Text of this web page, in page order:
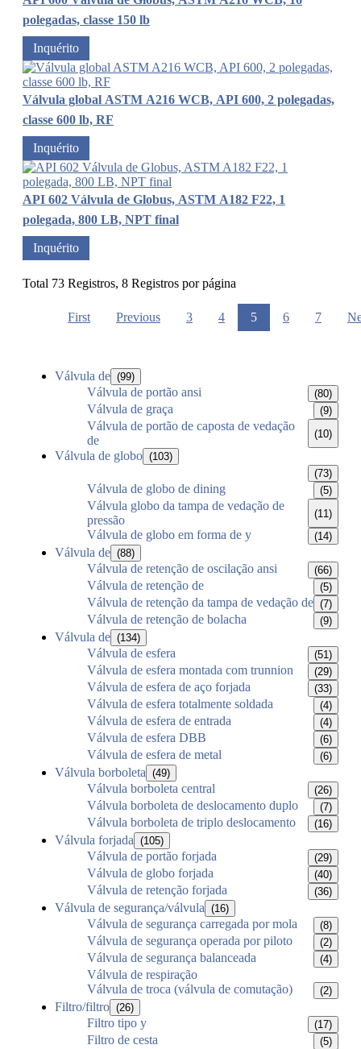
polegadas, classe 150 lb
Inquérito
Válvula global ASTM A216 WCB, API 600, 2 polegadas,
classe 600 lb, RF
Inquérito
API 602 Válvula de Globus, ASTM A182 F22, 1
polegada, 800 LB, NPT final
Inquérito
Total 73 Registros, 8 Registros por página
First Previous 3 4 5 6 7
Válvula de (99)
Válvula de portão ansi (80)
Válvula de graça (9)
Válvula de portão de caposta de vedação
de
(10)
Válvula de globo (103)
(73)
Válvula de globo de dining (5)
Válvula globo da tampa de vedação de
pressão
(11)
Válvula de globo em forma de y (14)
Válvula de (88)
Válvula de retenção de oscilação ansi (66)
Válvula de retenção de (5)
Válvula de retenção da tampa de vedação de (7)
Válvula de retenção de bolacha (9)
Válvula de (134)
Válvula de esfera (51)
Válvula de esfera montada com trunnion (29)
Válvula de esfera de aço forjada (33)
Válvula de esfera totalmente soldada (4)
Válvula de esfera de entrada (4)
Válvula de esfera DBB (6)
Válvula de esfera de metal (6)
Válvula borboleta (49)
Válvula borboleta central (26)
Válvula borboleta de deslocamento duplo (7)
Válvula borboleta de triplo deslocamento (16)
Válvula forjada (105)
Válvula de portão forjada (29)
Válvula de globo forjada (40)
Válvula de retenção forjada (36)
Válvula de segurança/válvula (16)
Válvula de segurança carregada por mola (8)
Válvula de segurança operada por piloto (2)
Válvula de segurança balanceada (4)
Válvula de respiração
Válvula de troca (válvula de comutação)
(2)
Filtro/filtro (26)
Filtro tipo y (17)
Filtro de cesta (5)